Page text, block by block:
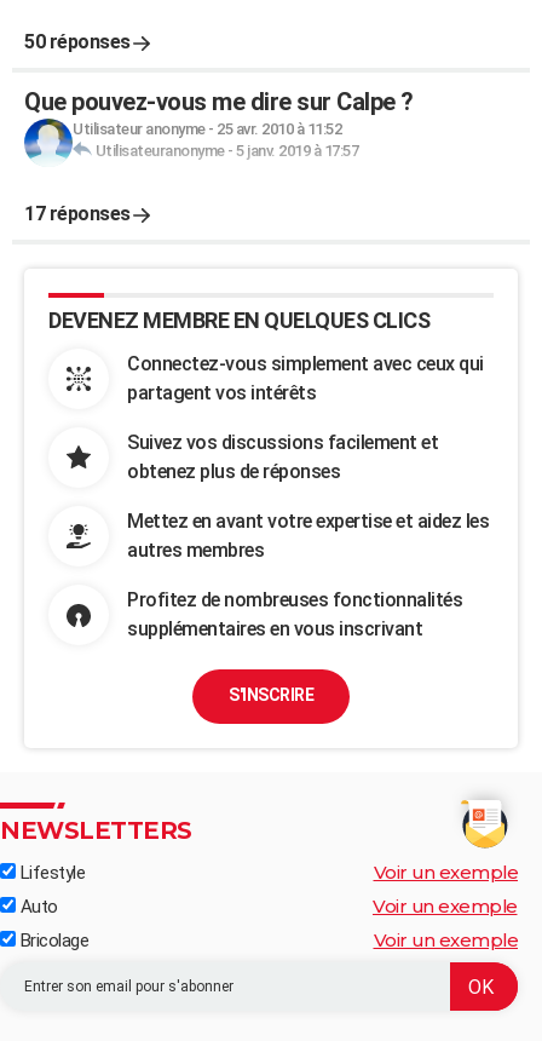
50 réponses
Que pouvez-vous me dire sur Calpe ?
Utilisateur anonyme- 25 avr. 2010 à 11:52
Utilisateuranonyme- 5 janv. 2019 à 17:57
17 réponses
DEVENEZ MEMBRE EN QUELQUES CLICS
Connectez-vous simplement avec ceux qui
partagent vos intérêts
Suivez vos discussions facilement et
obtenez plus de réponses
Mettez en avant votre expertise et aidez les
autres membres
Profitez de nombreuses fonctionnalités
supplémentaires en vous inscrivant
S'INSCRIRE
NEWSLETTERS
Lifestyle Voir un exemple
Auto Voir un exemple
Bricolage Voir un exemple